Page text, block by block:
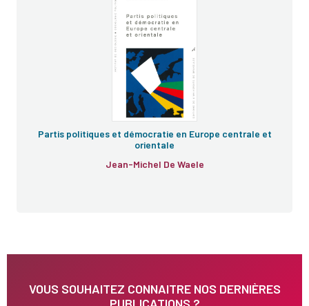
Partis politiques et démocratie en Europe centrale et
orientale
Jean-Michel De Waele
VOUS SOUHAITEZ CONNAITRE NOS DERNIÈRES